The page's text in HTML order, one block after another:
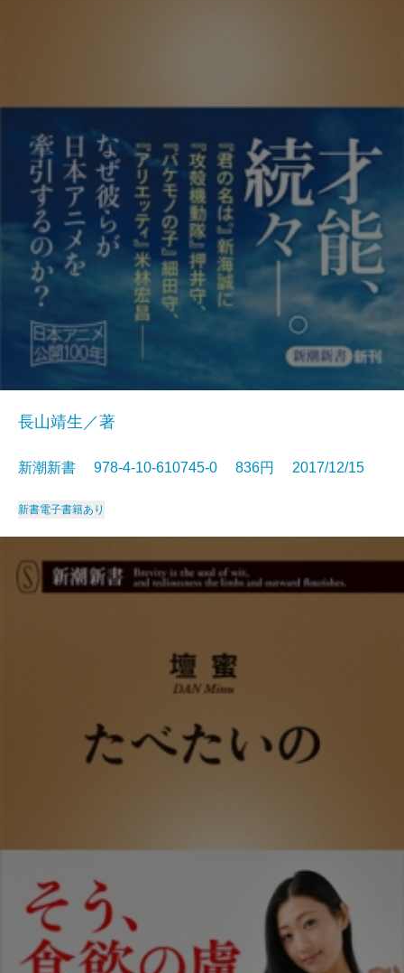
長山靖生／著
新潮新書 978-4-10-610745-0 836円 2017/12/15
新書電子書籍あり